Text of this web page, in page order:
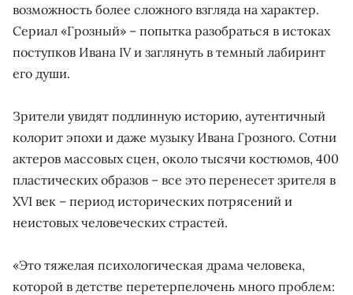
возможность более сложного взгляда на характер.
Сериал «Грозный» – попытка разобраться в истоках
поступков Ивана IV и заглянуть в темный лабиринт
его души.
Зрители увидят подлинную историю, аутентичный
колорит эпохи и даже музыку Ивана Грозного. Сотни
актеров массовых сцен, около тысячи костюмов, 400
пластических образов – все это перенесет зрителя в
XVI век – период исторических потрясений и
неистовых человеческих страстей.
«Это тяжелая психологическая драма человека,
которой в детстве перетерпелочень много проблем: